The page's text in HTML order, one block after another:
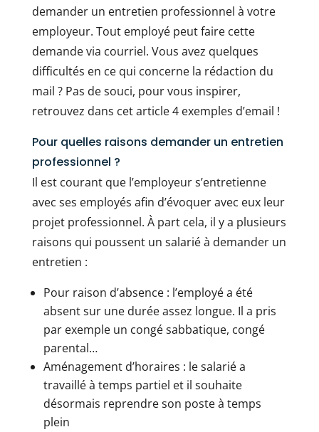
demander un entretien professionnel à votre
employeur. Tout employé peut faire cette
demande via courriel. Vous avez quelques
difficultés en ce qui concerne la rédaction du
mail ? Pas de souci, pour vous inspirer,
retrouvez dans cet article 4 exemples d’email !
Pour quelles raisons demander un entretien
professionnel ?
Il est courant que l’employeur s’entretienne
avec ses employés afin d’évoquer avec eux leur
projet professionnel. À part cela, il y a plusieurs
raisons qui poussent un salarié à demander un
entretien :
Pour raison d’absence : l’employé a été
absent sur une durée assez longue. Il a pris
par exemple un congé sabbatique, congé
parental…
Aménagement d’horaires : le salarié a
travaillé à temps partiel et il souhaite
désormais reprendre son poste à temps
plein